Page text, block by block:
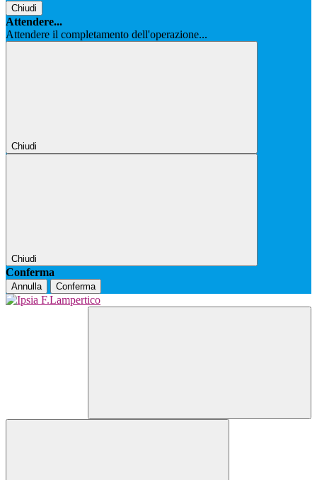
Chiudi
Attendere...
Attendere il completamento dell'operazione...
Chiudi
Chiudi
Conferma
Annulla Conferma